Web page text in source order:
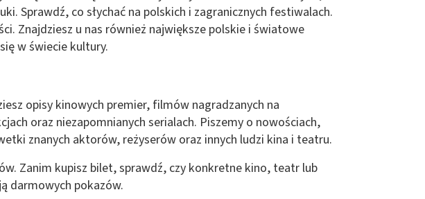
Sprawdź, co słychać na polskich i zagranicznych festiwalach.
Znajdziesz u nas również największe polskie i światowe
w świecie kultury.
opisy kinowych premier, filmów nagradzanych na
oraz niezapomnianych serialach. Piszemy o nowościach,
znanych aktorów, reżyserów oraz innych ludzi kina i teatru.
Zanim kupisz bilet, sprawdź, czy konkretne kino, teatr lub
darmowych pokazów.